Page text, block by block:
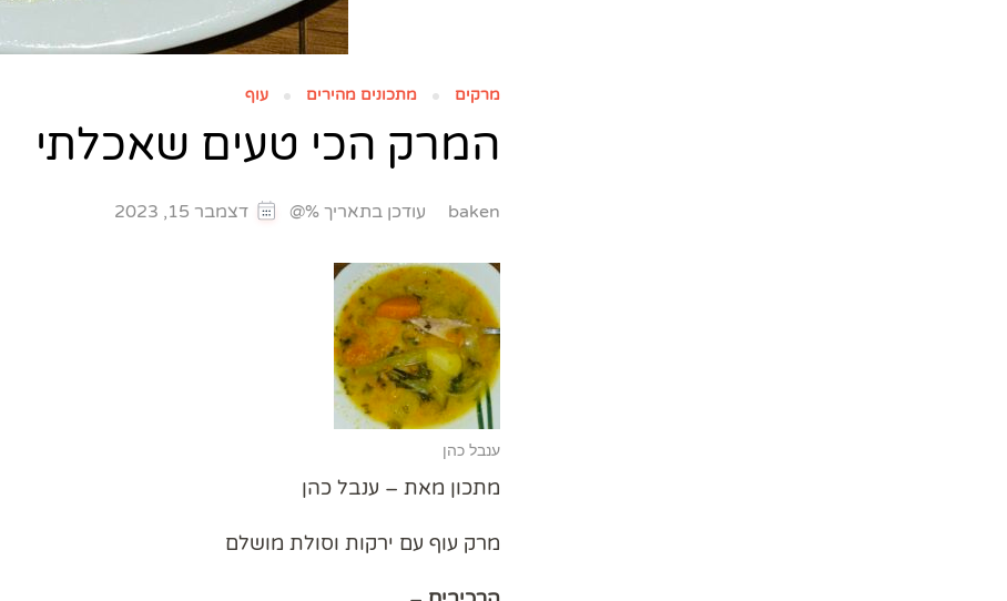
מרקים מתכונים מהירים עוף
המרק הכי טעים שאכלתי
baken עודכן בתאריך %@ דצמבר 15, 2023
ענבל כהן
מתכון מאת – ענבל כהן
מרק עוף עם ירקות וסולת מושלם